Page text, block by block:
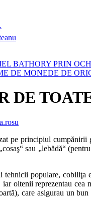
BATHORY PRIN
DE MONEDE DE
DE
pe principiul cumpănirii
sau „lebădă“
populare, cobiliţa
oltenii reprezentau cea
care asigurau un